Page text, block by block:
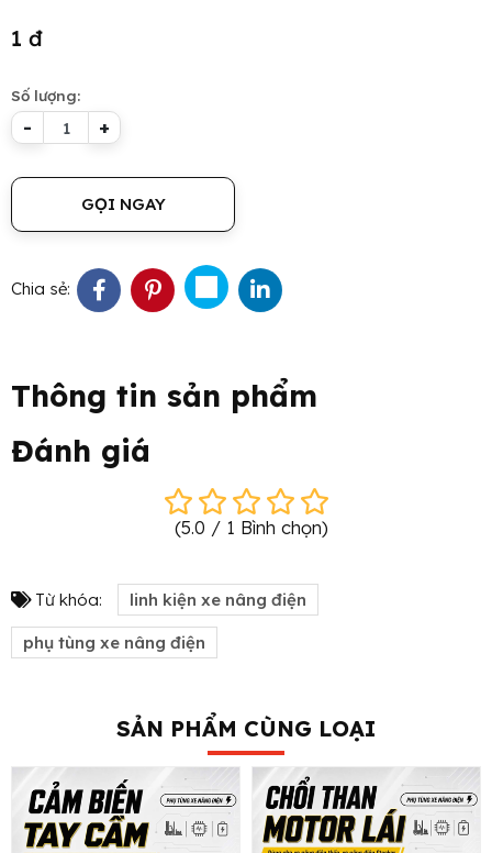
1 đ
Số lượng:
- +
GỌI NGAY
Chia sẻ:
Thông tin sản phẩm
Đánh giá
(5.0 / 1 Bình chọn)
Từ khóa: linh kiện xe nâng điện
phụ tùng xe nâng điện
SẢN PHẨM CÙNG LOẠI